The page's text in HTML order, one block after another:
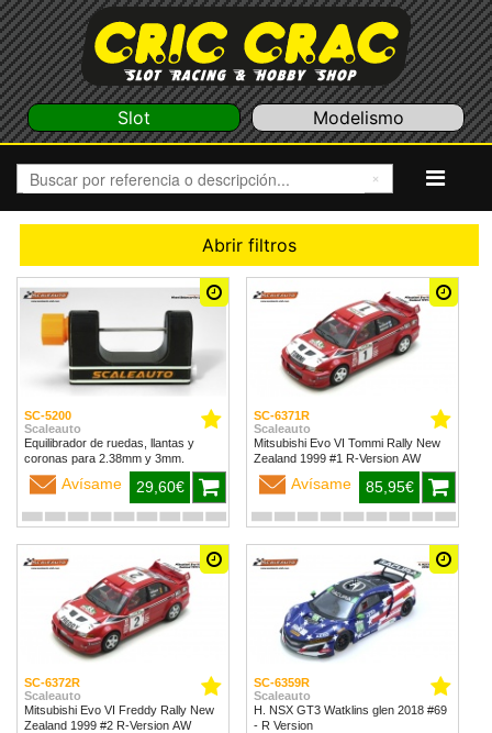
Slot Modelismo
Abrir filtros
SC-5200
Scaleauto
Equilibrador de ruedas, llantas y
coronas para 2.38mm y 3mm.
Avísame 29,60€
SC-6371R
Scaleauto
Mitsubishi Evo VI Tommi Rally New
Zealand 1999 #1 R-Version AW
Avísame 85,95€
SC-6372R
Scaleauto
Mitsubishi Evo VI Freddy Rally New
Zealand 1999 #2 R-Version AW
SC-6359R
Scaleauto
H. NSX GT3 Watklins glen 2018 #69
- R Version